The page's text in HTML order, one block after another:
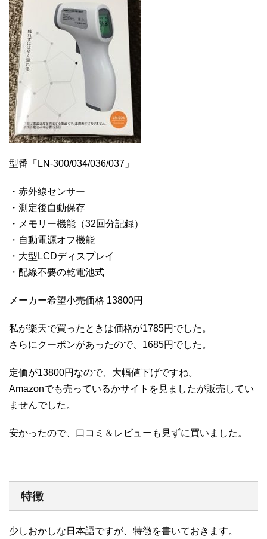
型番「LN-300/034/036/037」
・赤外線センサー
・測定後自動保存
・メモリー機能（32回分記録）
・自動電源オフ機能
・大型LCDディスプレイ
・配線不要の乾電池式
メーカー希望小売価格 13800円
私が楽天で買ったときは価格が1785円でした。
さらにクーポンがあったので、1685円でした。
定価が13800円なので、大幅値下げですね。
Amazonでも売っているかサイトを見ましたが販売してい
ませんでした。
安かったので、口コミ＆レビューも見ずに買いました。
特徴
少しおかしな日本語ですが、特徴を書いておきます。